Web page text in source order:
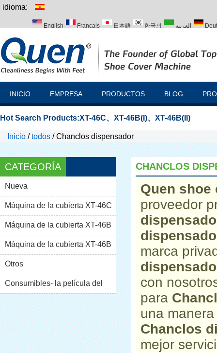
idioma:
English Français 日本語 한국의 العربية
INICIO EMPRESA PRODUCTOS BLOG
Hot Search Products:XT-46C、 XT-46B(I)、 XT-46B(II)
Inicio /todos /Chanclos dispensador
CATEGORÍA
Nueva
Máquina de la cubierta XT-46C
Máquina de la cubierta XT-46B
(i)Máquina de la cubierta XT-46B
(II)
Otros
Consumibles- la película del
pvc
CHANCLOS
Quen
proveedor
marca
con
para
una
Chanclos
mejor